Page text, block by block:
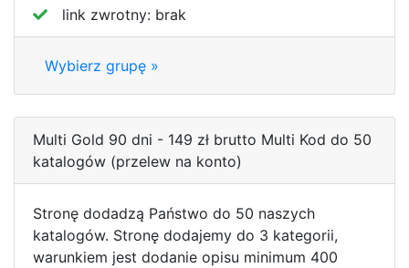
link zwrotny: brak
Wybierz grupę »
Multi Gold 90 dni - 149 zł brutto Multi Kod do 50
katalogów (przelew na konto)
Stronę dodadzą Państwo do 50 naszych
katalogów. Stronę dodajemy do 3 kategorii,
warunkiem jest dodanie opisu minimum 400